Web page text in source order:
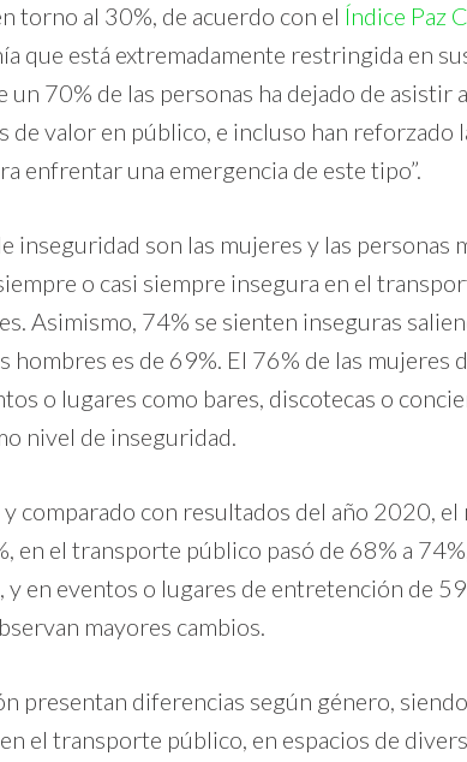
torno al 30%, de acuerdo con el Índice Paz
que está extremadamente restringida en
70% de las personas ha dejado de asistir
de valor en público, e incluso han reforzado
enfrentar una emergencia de este tipo”.
inseguridad son las mujeres y las personas
o casi siempre insegura en el
Asimismo, 74% se sienten inseguras
hombres es de 69%. El 76% de las mujeres
o lugares como bares, discotecas o
nivel de inseguridad.
comparado con resultados del año 2020,
en el transporte público pasó de 68% a
en eventos o lugares de entretención de
mayores cambios.
presentan diferencias según género,
el transporte público, en espacios de